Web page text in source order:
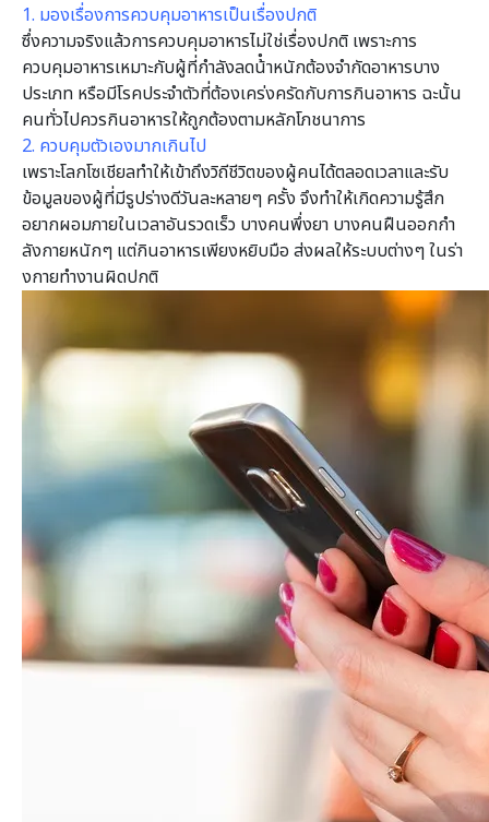
1. มองเรื่องการควบคุมอาหารเป็นเรื่องปกติ
ซึ่งความจริงแล้วการควบคุมอาหารไม่ใช่เรื่องปกติ เพราะการ
ควบคุมอาหารเหมาะกับผู้ที่กําลังลดน้ําหนักต้องจํากัดอาหารบาง
ประเภท หรือมีโรคประจําตัวที่ต้องเคร่งครัดกับการกินอาหาร ฉะนั้น
คนทั่วไปควรกินอาหารให้ถูกต้องตามหลักโภชนาการ
2. ควบคุมตัวเองมากเกินไป
เพราะโลกโซเชียลทําให้เข้าถึงวิถีชีวิตของผู้คนได้ตลอดเวลาและรับ
ข้อมูลของผู้ที่มีรูปร่างดีวันละหลายๆ ครั้ง จึงทําให้เกิดความรู้สึก
อยากผอมภายในเวลาอันรวดเร็ว บางคนพึ่งยา บางคนฝืนออกกํา
ลังกายหนักๆ แต่กินอาหารเพียงหยิบมือ ส่งผลให้ระบบต่างๆ ในร่า
งกายทํางานผิดปกติ